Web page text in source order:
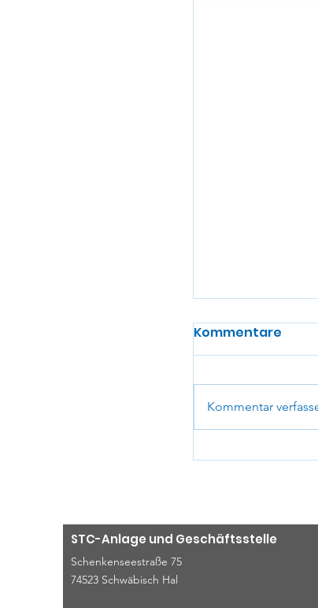
Hall rücken
Kommentare
Kommentar
STC-Anlage und Geschäftsstelle
Schenkenseestraße 75
74523 Schwäbisch Hal